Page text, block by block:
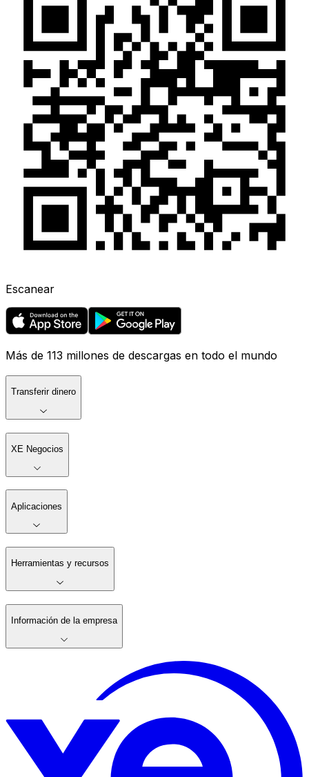
Escanear
Más de 113 millones de descargas en todo el mundo
Transferir dinero
XE Negocios
Aplicaciones
Herramientas y recursos
Información de la empresa